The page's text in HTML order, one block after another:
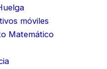
móviles
Matemático